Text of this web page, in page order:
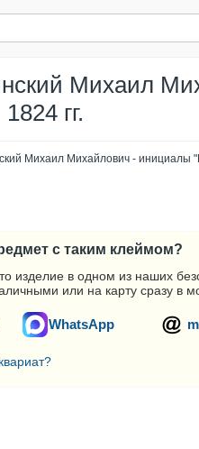
Михаил
1824 гг.
Михаил Михайлович - инициалы
с таким клеймом?
изделие в одном из наших
или на карту сразу в
WhatsApp